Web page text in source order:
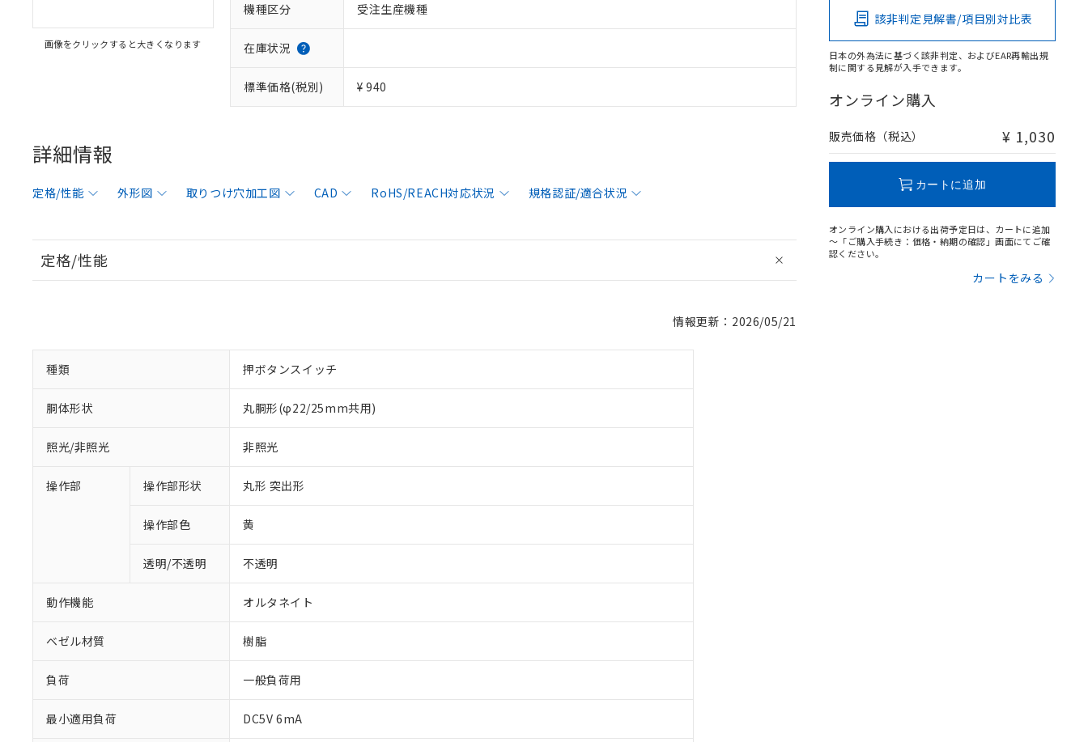
画像をクリックすると大きくなります
機種区分 受注生産機種
在庫状況
標準価格(税別) ¥ 940
詳細情報
定格/性能 外形図 取りつけ穴加工図 CAD RoHS/REACH対応状況 規格認証/適合状況
定格/性能
情報更新：2026/05/21
種類 押ボタンスイッチ
胴体形状 丸胴形(φ22/25mm共用)
照光/非照光 非照光
操作部 操作部形状 丸形 突出形
操作部色 黄
透明/不透明 不透明
動作機能 オルタネイト
ベゼル材質 樹脂
負荷 一般負荷用
最小適用負荷 DC5V 6mA
該非判定見解書/項目別対比表
日本の外為法に基づく該非判定、およびEAR再輸出規
制に関する見解が入手できます。
オンライン購入
販売価格（税込） ¥ 1,030
カートに追加
オンライン購入における出荷予定日は、カートに追加
～「ご購入手続き：価格・納期の確認」画面にてご確
認ください。
カートをみる
※1 対応状況